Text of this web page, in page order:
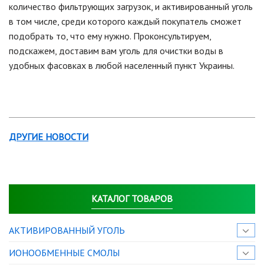
КАТАЛОГ ТОВАРОВ
АКТИВИРОВАННЫЙ УГОЛЬ
ИОНООБМЕННЫЕ СМОЛЫ
количество фильтрующих загрузок, и активированный уголь
в том числе, среди которого каждый покупатель сможет
подобрать то, что ему нужно. Проконсультируем,
подскажем, доставим вам уголь для очистки воды в
удобных фасовках в любой населенный пункт Украины.
ДРУГИЕ НОВОСТИ